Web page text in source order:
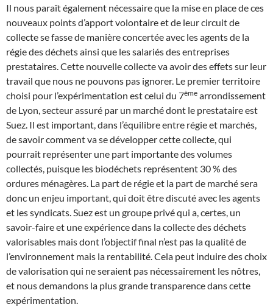
Il nous paraît également nécessaire que la mise en place de ces
nouveaux points d’apport volontaire et de leur circuit de
collecte se fasse de manière concertée avec les agents de la
régie des déchets ainsi que les salariés des entreprises
prestataires. Cette nouvelle collecte va avoir des effets sur leur
travail que nous ne pouvons pas ignorer. Le premier territoire
choisi pour l’expérimentation est celui du 7ème arrondissement
de Lyon, secteur assuré par un marché dont le prestataire est
Suez. Il est important, dans l’équilibre entre régie et marchés,
de savoir comment va se développer cette collecte, qui
pourrait représenter une part importante des volumes
collectés, puisque les biodéchets représentent 30 % des
ordures ménagères. La part de régie et la part de marché sera
donc un enjeu important, qui doit être discuté avec les agents
et les syndicats. Suez est un groupe privé qui a, certes, un
savoir-faire et une expérience dans la collecte des déchets
valorisables mais dont l’objectif final n’est pas la qualité de
l’environnement mais la rentabilité. Cela peut induire des choix
de valorisation qui ne seraient pas nécessairement les nôtres,
et nous demandons la plus grande transparence dans cette
expérimentation.